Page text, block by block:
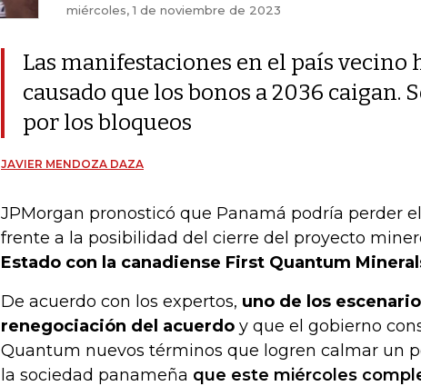
miércoles, 1 de noviembre de 2023
Las manifestaciones en el país vecino
causado que los bonos a 2036 caigan.
por los bloqueos
JAVIER MENDOZA DAZA
JPMorgan pronosticó que Panamá podría perder
frente a la posibilidad del cierre del proyecto
Estado con la canadiense First Quantum
De acuerdo con los expertos, uno de los
renegociación del acuerdo y que el gobierno
Quantum nuevos términos que logren calmar un
la sociedad panameña que este miércoles